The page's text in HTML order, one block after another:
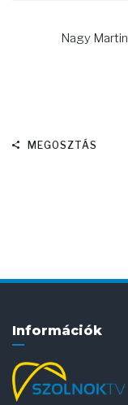
Nagy Martin
MEGOSZTÁS
Információk